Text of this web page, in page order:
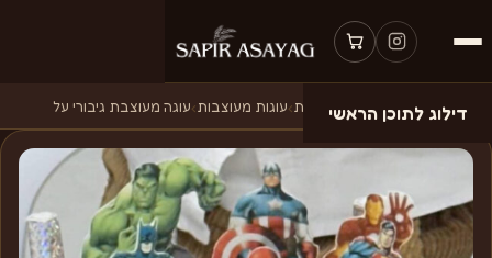
דילוג לתוכן הראשי
עמוד הבית ›עוגות בהזמנה אישית›עוגות מעוצבות›עוגה מעוצבת גיבורי על